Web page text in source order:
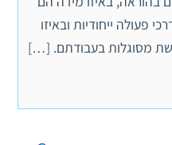
פעולה ייחודיות ובאיזו
מסוגלות בעבודתם. […]